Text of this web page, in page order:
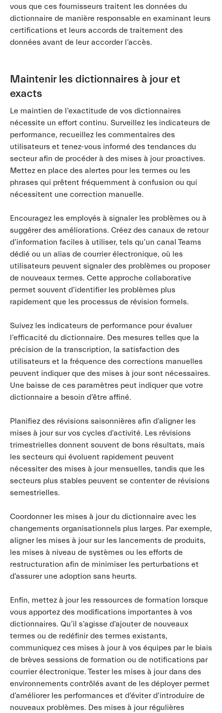
vous que ces fournisseurs traitent les données du
dictionnaire de manière responsable en examinant leurs
certifications et leurs accords de traitement des
données avant de leur accorder l’accès.
Maintenir les dictionnaires à jour et
exacts
Le maintien de l’exactitude de vos dictionnaires
nécessite un effort continu. Surveillez les indicateurs de
performance, recueillez les commentaires des
utilisateurs et tenez-vous informé des tendances du
secteur afin de procéder à des mises à jour proactives.
Mettez en place des alertes pour les termes ou les
phrases qui prêtent fréquemment à confusion ou qui
nécessitent une correction manuelle.
Encouragez les employés à signaler les problèmes ou à
suggérer des améliorations. Créez des canaux de retour
d’information faciles à utiliser, tels qu’un canal Teams
dédié ou un alias de courrier électronique, où les
utilisateurs peuvent signaler des problèmes ou proposer
de nouveaux termes. Cette approche collaborative
permet souvent d’identifier les problèmes plus
rapidement que les processus de révision formels.
Suivez les indicateurs de performance pour évaluer
l’efficacité du dictionnaire. Des mesures telles que la
précision de la transcription, la satisfaction des
utilisateurs et la fréquence des corrections manuelles
peuvent indiquer que des mises à jour sont nécessaires.
Une baisse de ces paramètres peut indiquer que votre
dictionnaire a besoin d’être affiné.
Planifiez des révisions saisonnières afin d’aligner les
mises à jour sur vos cycles d’activité. Les révisions
trimestrielles donnent souvent de bons résultats, mais
les secteurs qui évoluent rapidement peuvent
nécessiter des mises à jour mensuelles, tandis que les
secteurs plus stables peuvent se contenter de révisions
semestrielles.
Coordonner les mises à jour du dictionnaire avec les
changements organisationnels plus larges. Par exemple,
aligner les mises à jour sur les lancements de produits,
les mises à niveau de systèmes ou les efforts de
restructuration afin de minimiser les perturbations et
d’assurer une adoption sans heurts.
Enfin, mettez à jour les ressources de formation lorsque
vous apportez des modifications importantes à vos
dictionnaires. Qu’il s’agisse d’ajouter de nouveaux
termes ou de redéfinir des termes existants,
communiquez ces mises à jour à vos équipes par le biais
de brèves sessions de formation ou de notifications par
courrier électronique. Tester les mises à jour dans des
environnements contrôlés avant de les déployer permet
d’améliorer les performances et d’éviter d’introduire de
nouveaux problèmes. Des mises à jour régulières